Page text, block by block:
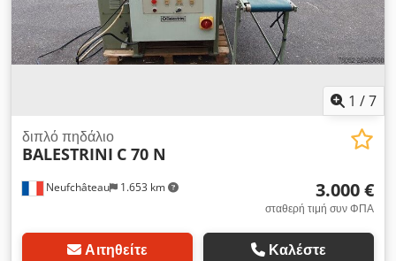
1 /7
Neufchâteau 1.653 km
διπλό πηδάλιο
BALESTRINI C 70 N
3.000 €
σταθερή τιμή συν ΦΠΑ
Αιτηθείτε Καλέστε